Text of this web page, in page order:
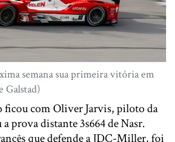
semana sua primeira vitória em
Galstad)
ficou com Oliver Jarvis, piloto da
prova distante 3s664 de Nasr.
que defende a JDC-Miller, foi